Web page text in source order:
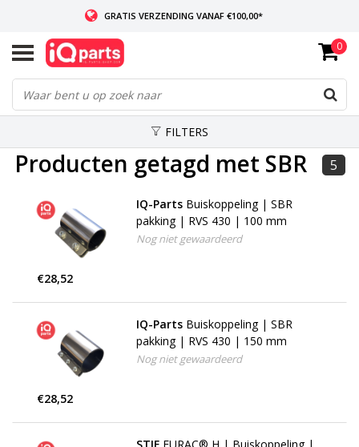
GRATIS VERZENDING VANAF €100,00*
INDIEN VOORRADIG: VOOR 14:00 BESTELD, ZELFDE DAG VERZONDEN
WERELDWIJDE LEVERING
0
FILTERS
Producten getagd met SBR 5
IQ-Parts Buiskoppeling | SBR
pakking | RVS 430 | 100 mm
Nog niet gewaardeerd
€28,52
IQ-Parts Buiskoppeling | SBR
pakking | RVS 430 | 150 mm
Nog niet gewaardeerd
€28,52